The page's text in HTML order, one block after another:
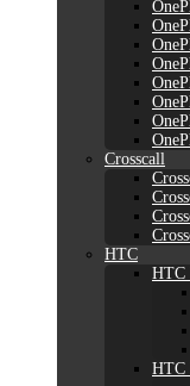
Crosscall
HTC
HTC
HTC